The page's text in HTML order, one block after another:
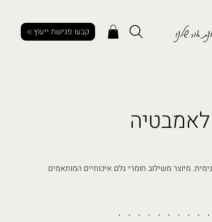
אור שלנו קבעו פגישת ייעוץ
פנימית. מיוצר משילוב חומרי גלם איכותיים המותאמים